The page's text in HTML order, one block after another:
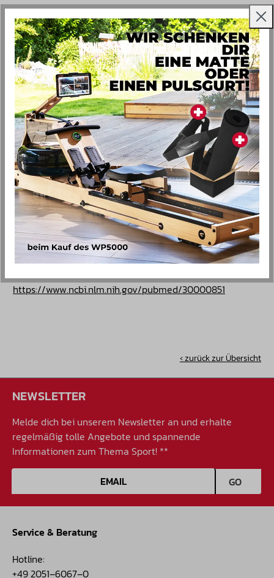
Zutaten:
2 Bananen
1 Mango, oder eine Hand voll gefrorene Mango
Eine Hand voll Spinat
Eine Hand voll Grünkohl
3 Stängel Koriander
2 Datteln
Zubereitung:
Einfach alle Zutaten in den Mixer geben und so lange
pürieren, bis eine homogene, geschmeidige Masse
entsteht!
VIEL SPASS BEIM AUSPROBIEREN!
https://www.ncbi.nlm.nih.gov/pubmed/30000851
‹ zurück zur Übersicht
NEWSLETTER
Melde dich bei unserem Newsletter an und erhalte
regelmäßig tolle Angebote und spannende
Informationen zum Thema Sport! **
E-Mail-Adresse
GO
Service & Beratung
Hotline:
+49 2051–6067–0